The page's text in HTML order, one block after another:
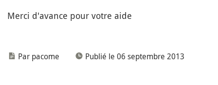
Merci d'avance pour votre aide
Par pacome Publié le 06 septembre 2013